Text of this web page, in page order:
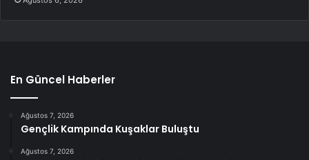
En Güncel Haberler
Ağustos 7, 2026
Gençlik Kampında Kuşaklar Buluştu
Ağustos 7, 2026